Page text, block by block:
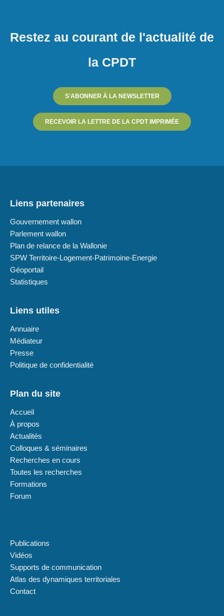
Restez au courant de l'actualité de
la CPDT
S'ABONNER À LA NEWSLETTER
RECEVOIR LA LETTRE DE LA CPDT IMPRIMÉE
Liens partenaires
Gouvernement wallon
Parlement wallon
Plan de relance de la Wallonie
SPW Territoire-Logement-Patrimoine-Energie
Géoportail
Statistiques
Liens utiles
Annuaire
Médiateur
Presse
Politique de confidentialité
Plan du site
Accueil
À propos
Actualités
Colloques & séminaires
Recherches en cours
Toutes les recherches
Formations
Forum
Publications
Vidéos
Supports de communication
Atlas des dynamiques territoriales
Contact